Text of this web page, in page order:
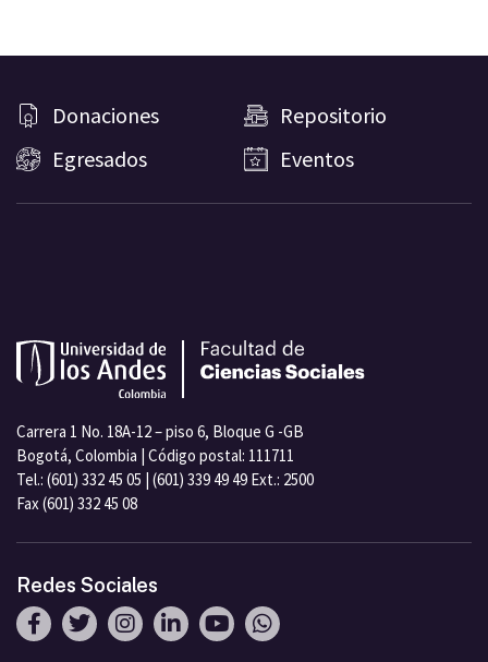
Donaciones
Repositorio
Egresados
Eventos
Carrera 1 No. 18A-12 – piso 6, Bloque G -GB
Bogotá, Colombia | Código postal: 111711
Tel.: (601) 332 45 05 | (601) 339 49 49 Ext.: 2500
Fax (601) 332 45 08
Redes Sociales